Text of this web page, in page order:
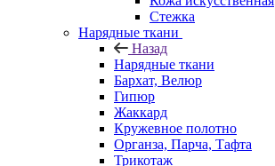
Стежка
Нарядные ткани
Назад
Нарядные ткани
Бархат, Велюр
Гипюр
Жаккард
Кружевное полотно
Органза, Парча, Тафта
Трикотаж